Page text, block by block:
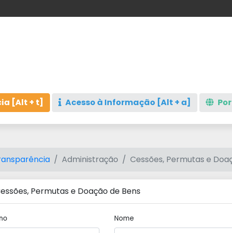
[Alt + t] Acesso à Informação [Alt + a]
Administração Cessões, Permutas e
Permutas e Doação de Bens
Nome